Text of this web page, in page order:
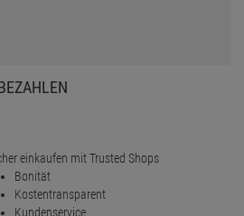
einkaufen mit Trusted Shops
Bonität
Kostentransparent
Kundenservice